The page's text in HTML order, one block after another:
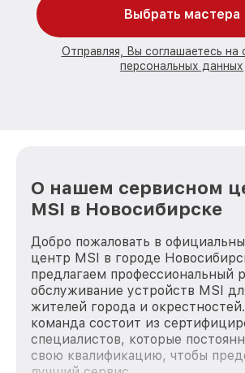
Выбрать мастера
Отправляя, Вы соглашаетесь на
персональных данных
О нашем сервисном
MSI в Новосибирске
Добро пожаловать в
центр MSI в городе
предлагаем профессиональный
обслуживание устройств MSI
жителей города и
команда состоит из
специалистов, которые
свою квалификацию, чтобы